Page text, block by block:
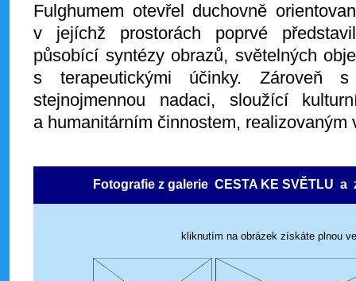
Fulghumem otevřel duchovně
v jejíchž prostorách poprvé
působící syntézy obrazů, světelných
s terapeutickými účinky. Zároveň
stejnojmennou nadaci, sloužící
a humanitárním činnostem, realizovaným
Fotografie z galerie CESTA KE SVĚTLU a
kliknutím na obrázek získáte plnou